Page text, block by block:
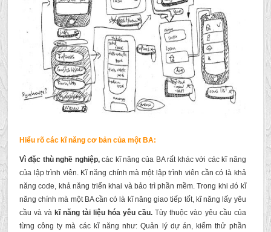
Hiểu rõ các kĩ năng cơ bản của một BA:
Vì đặc thù nghề nghiệp,các kĩ năng của BA rất khác với các kĩ năng
của lập trình viên. Kĩ năng chính mà một lập trình viên cần có là khả
năng code, khả năng triển khai và bảo trì phần mềm. Trong khi đó kĩ
năng chính mà một BA cần có là kĩ năng giao tiếp tốt, kĩ năng lấy yêu
cầu và và kĩ năng tài liệu hóa yêu cầu.Tùy thuộc vào yêu cầu của
từng công ty mà các kĩ năng như: Quản lý dự án, kiểm thử phần